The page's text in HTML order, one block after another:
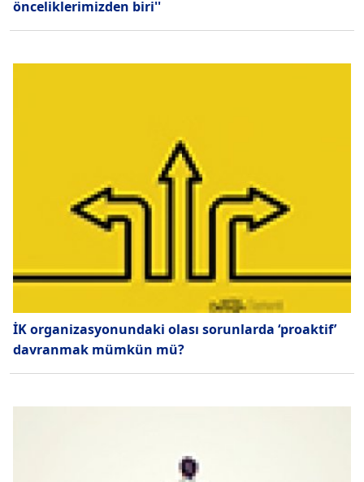
önceliklerimizden biri''
İK organizasyonundaki olası sorunlarda ‘proaktif’
davranmak mümkün mü?